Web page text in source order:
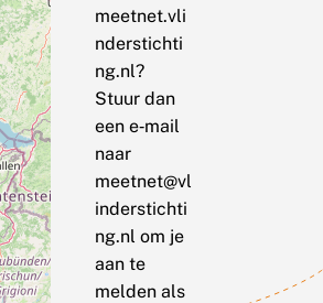
meetnet.vli
nderstichti
ng.nl?
Stuur dan
een e‑mail
naar
meetnet@vl
inderstichti
ng.nl om je
aan te
melden als